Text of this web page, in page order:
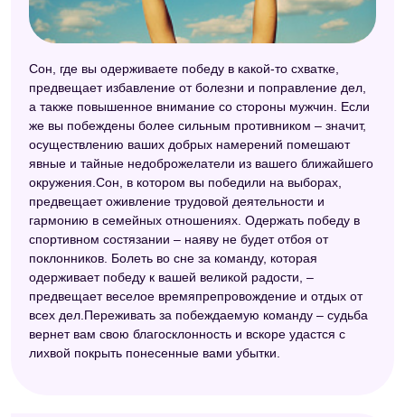
Сонник Таболкина
Сонник для стервы
Малый сонник
Сонник целительницы Федоровской
Сонник А. Минделла
Модернистский сонник
Психологический сонник
Новейший сонник
Сонник 2012
Сонник Велес
Сон, где вы одерживаете победу в какой-то схватке,
предвещает избавление от болезни и поправление дел,
а также повышенное внимание со стороны мужчин. Если
же вы побеждены более сильным противником – значит,
осуществлению ваших добрых намерений помешают
явные и тайные недоброжелатели из вашего ближайшего
окружения.Сон, в котором вы победили на выборах,
предвещает оживление трудовой деятельности и
гармонию в семейных отношениях. Одержать победу в
спортивном состязании – наяву не будет отбоя от
поклонников. Болеть во сне за команду, которая
одерживает победу к вашей великой радости, –
предвещает веселое времяпрепровождение и отдых от
всех дел.Переживать за побеждаемую команду – судьба
вернет вам свою благосклонность и вскоре удастся с
лихвой покрыть понесенные вами убытки.